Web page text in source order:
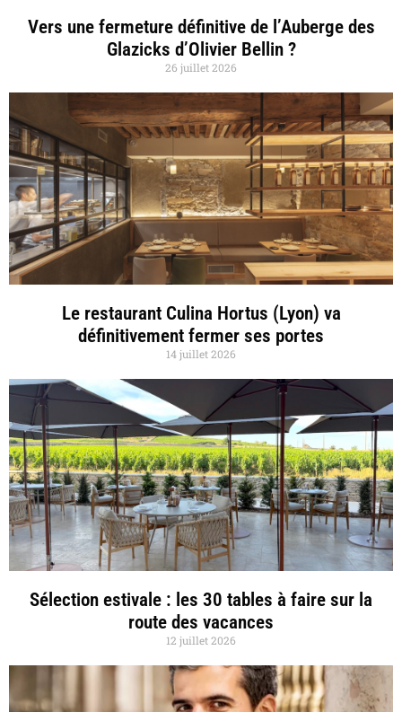
Vers une fermeture définitive de l’Auberge des
Glazicks d’Olivier Bellin ?
26 juillet 2026
Le restaurant Culina Hortus (Lyon) va
définitivement fermer ses portes
14 juillet 2026
Sélection estivale : les 30 tables à faire sur la
route des vacances
12 juillet 2026